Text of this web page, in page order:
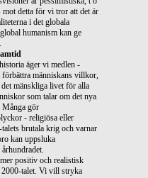
detta för vi tror att det är
i det globala
humanism kan ge
äger vi medlen -
förbättra människans villkor,
mänskliga livet för alla
som talar om det nya
gör
- religiösa eller
brutala krig och varnar
kan uppsluka
positiv och realistisk
2000-talet. Vi vill stryka